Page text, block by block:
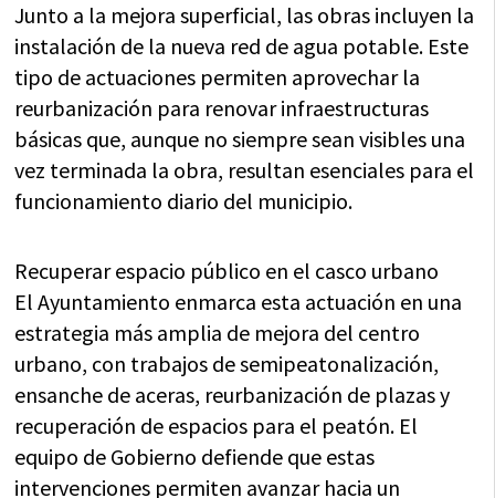
Junto a la mejora superficial, las obras incluyen la
instalación de la nueva red de agua potable. Este
tipo de actuaciones permiten aprovechar la
reurbanización para renovar infraestructuras
básicas que, aunque no siempre sean visibles una
vez terminada la obra, resultan esenciales para el
funcionamiento diario del municipio.
Recuperar espacio público en el casco urbano
El Ayuntamiento enmarca esta actuación en una
estrategia más amplia de mejora del centro
urbano, con trabajos de semipeatonalización,
ensanche de aceras, reurbanización de plazas y
recuperación de espacios para el peatón. El
equipo de Gobierno defiende que estas
intervenciones permiten avanzar hacia un